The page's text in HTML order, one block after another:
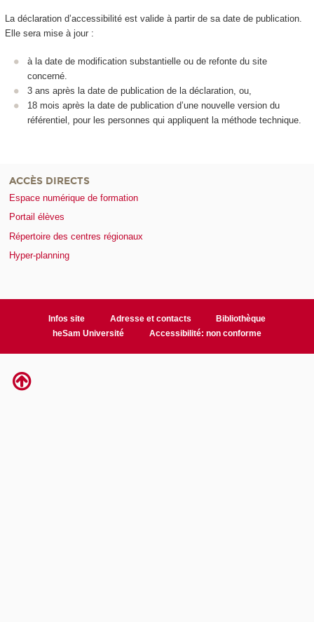
La déclaration d’accessibilité est valide à partir de sa date de publication.
Elle sera mise à jour :
à la date de modification substantielle ou de refonte du site
concerné.
3 ans après la date de publication de la déclaration, ou,
18 mois après la date de publication d’une nouvelle version du
référentiel, pour les personnes qui appliquent la méthode technique.
ACCÈS DIRECTS
Espace numérique de formation
Portail élèves
Répertoire des centres régionaux
Hyper-planning
Infos site Adresse et contacts
Bibliothèque
heSam Université
Accessibilité: non conforme